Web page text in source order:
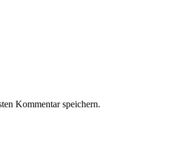
Kommentar speichern.